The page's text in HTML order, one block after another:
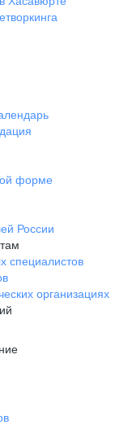
форме
России
специалистов
организациях